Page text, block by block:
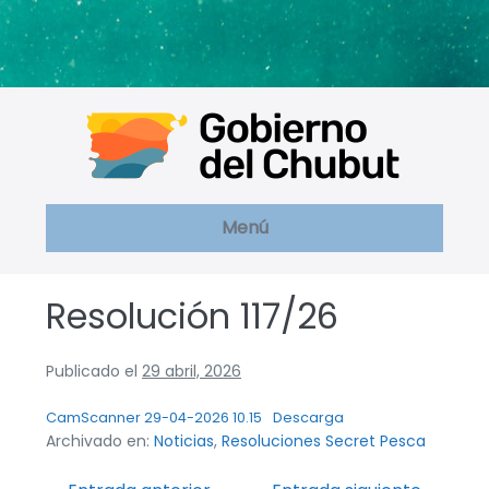
Menú
Resolución 117/26
Publicado el 29 abril, 2026
CamScanner 29-04-2026 10.15 Descarga
Archivado en: Noticias, Resoluciones Secret Pesca